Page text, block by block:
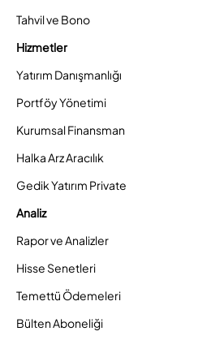
Tahvil ve Bono
Hizmetler
Yatırım Danışmanlığı
Portföy Yönetimi
Kurumsal Finansman
Halka Arz Aracılık
Gedik Yatırım Private
Analiz
Rapor ve Analizler
Hisse Senetleri
Temettü Ödemeleri
Bülten Aboneliği